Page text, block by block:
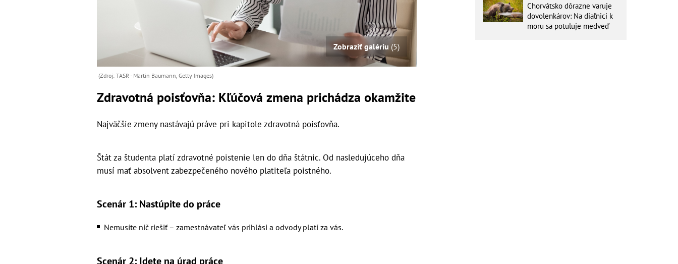
Zobraziť galériu(5)
(Zdroj: TASR - Martin Baumann, Getty Images)
Zdravotná poisťovňa: Kľúčová zmena prichádza okamžite
Najväčšie zmeny nastávajú práve pri kapitole zdravotná poisťovňa.
Štát za študenta platí zdravotné poistenie len do dňa štátnic. Od nasledujúceho dňa
musí mať absolvent zabezpečeného nového platiteľa poistného.
Scenár 1: Nastúpite do práce
Nemusíte nič riešiť – zamestnávateľ vás prihlási a odvody platí za vás.
Scenár 2: Idete na úrad práce
Chorvátsko dôrazne varuje
dovolenkárov: Na diaľnici k
moru sa potuluje medveď